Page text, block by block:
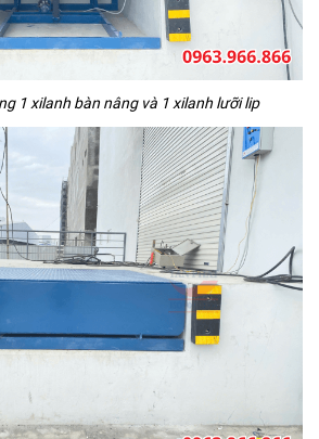
1 xilanh bàn nâng và 1 xilanh lưỡi lip